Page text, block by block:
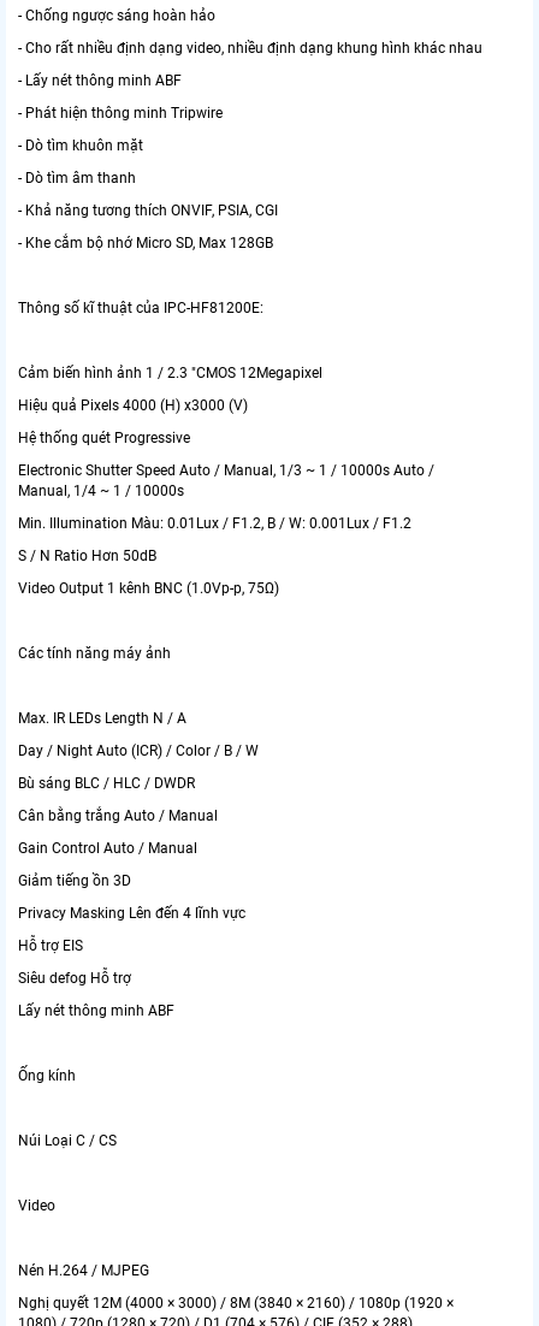
- Chống ngược sáng hoàn hảo
- Cho rất nhiều định dạng video, nhiều định dạng khung hình khác nhau
- Lấy nét thông minh ABF
- Phát hiện thông minh Tripwire
- Dò tìm khuôn mặt
- Dò tìm âm thanh
- Khả năng tương thích ONVIF, PSIA, CGI
- Khe cắm bộ nhớ Micro SD, Max 128GB
Thông số kĩ thuật của IPC-HF81200E:
Cảm biến hình ảnh 1 / 2.3 "CMOS 12Megapixel
Hiệu quả Pixels 4000 (H) x3000 (V)
Hệ thống quét Progressive
Electronic Shutter Speed ​​Auto / Manual, 1/3 ~ 1 / 10000s Auto /
Manual, 1/4 ~ 1 / 10000s
Min. Illumination Màu: 0.01Lux / F1.2, B / W: 0.001Lux / F1.2
S / N Ratio Hơn 50dB
Video Output 1 kênh BNC (1.0Vp-p, 75Ω)
Các tính năng máy ảnh
Max. IR LEDs Length N / A
Day / Night Auto (ICR) / Color / B / W
Bù sáng BLC / HLC / DWDR
Cân bằng trắng Auto / Manual
Gain Control Auto / Manual
Giảm tiếng ồn 3D
Privacy Masking Lên đến 4 lĩnh vực
Hỗ trợ EIS
Siêu defog Hỗ trợ
Lấy nét thông minh ABF
Ống kính
Núi Loại C / CS
Video
Nén H.264 / MJPEG
Nghị quyết 12M (4000 × 3000) / 8M (3840 × 2160) / 1080p (1920 ×